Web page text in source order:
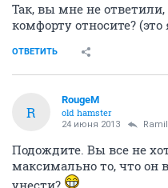
Так, вы мне не
комфорту относите?
ОТВЕТИТЬ
R
RougeM
old hamster
24 июня 2013
Подождите. Вы все не
максимально то, что он
унести?